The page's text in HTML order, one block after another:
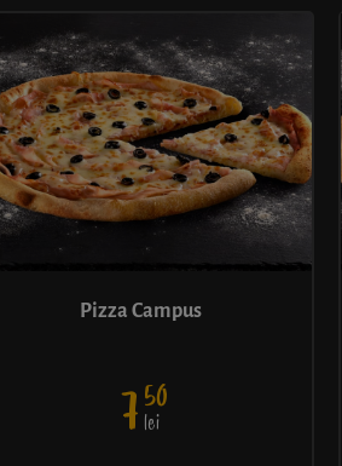
Pizza Campus
750
lei